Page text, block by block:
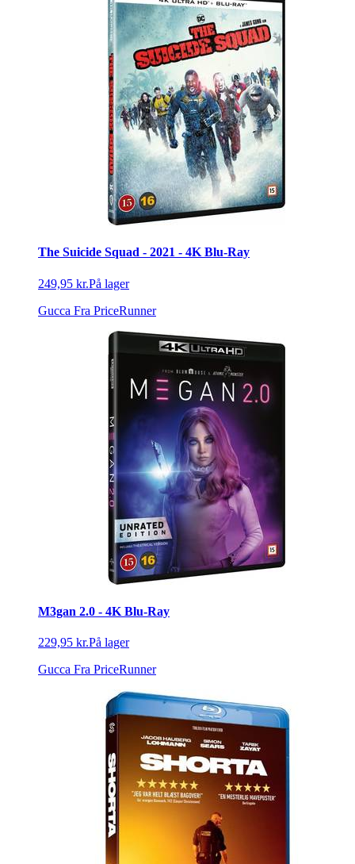
The Suicide Squad - 2021 - 4K Blu-Ray
249,95 kr.På lager
Gucca Fra PriceRunner
M3gan 2.0 - 4K Blu-Ray
229,95 kr.På lager
Gucca Fra PriceRunner